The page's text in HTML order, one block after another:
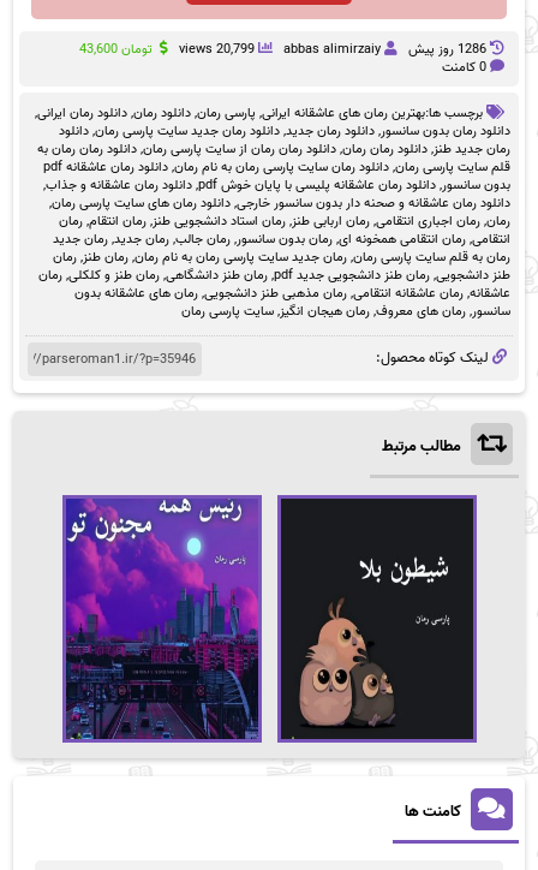
1286 روز پيش abbas alimirzaiy
20,799 views تومان43,600
0 کامنت
برچسب ها:بهترین رمان های عاشقانه ایرانی, پارسی رمان,دانلود رمان,دانلود رمان ایرانی,
دانلود رمان بدون سانسور,دانلود رمان جدید,دانلود رمان جدید سایت پارسی رمان,دانلود
رمان جدید طنز,دانلود رمان رمان,دانلود رمان رمان از سایت پارسی رمان,دانلود رمان رمان به
قلم سایت پارسی رمان,دانلود رمان سایت پارسی رمان به نام رمان,
دانلود رمان عاشقانه pdf
بدون سانسور,دانلود رمان عاشقانه پلیسی با پایان خوش pdf ,دانلود رمان عاشقانه و جذاب,
دانلود رمان عاشقانه و صحنه دار بدون سانسور خارجی,دانلود رمان های سایت پارسی رمان,
رمان,رمان اجباری انتقامی,رمان اربابی طنز,رمان استاد دانشجویی طنز,رمان انتقام,رمان
انتقامی,رمان انتقامی همخونه ای,رمان بدون سانسور,رمان جالب,رمان جدید,رمان جدید
رمان به قلم سایت پارسی رمان,رمان جدید سایت پارسی رمان به نام رمان,رمان طنز,رمان
طنز دانشجویی,رمان طنز دانشجویی جدید pdf ,رمان طنز دانشگاهی,رمان طنز و کلکلی,رمان
عاشقانه,رمان عاشقانه انتقامی,رمان مذهبی طنز دانشجویی,رمان های عاشقانه بدون
سانسور,رمان های معروف,رمان هیجان انگیز,سایت پارسی رمان
لینک کوتاه محصول:
مطالب مرتبط
کامنت ها